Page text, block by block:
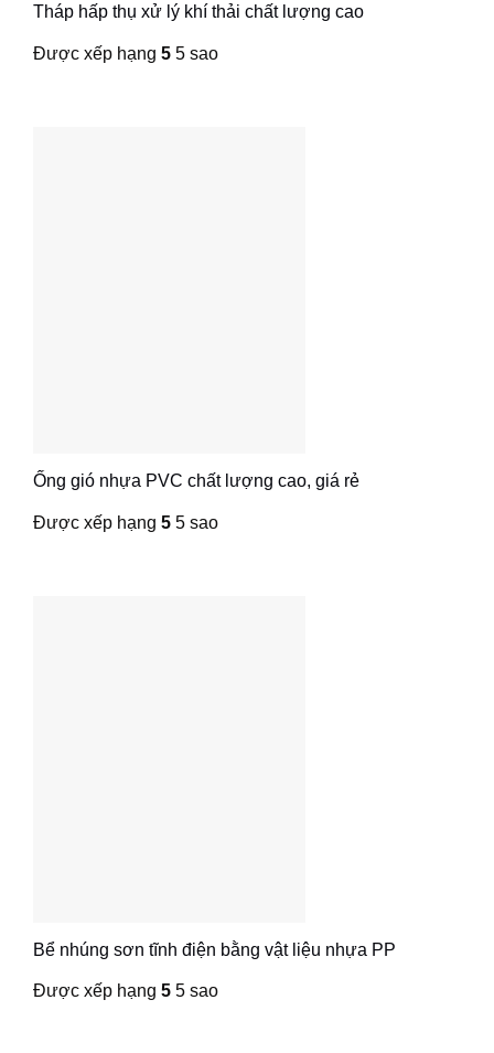
Tháp hấp thụ xử lý khí thải chất lượng cao
Được xếp hạng 5 5 sao
Ống gió nhựa PVC chất lượng cao, giá rẻ
Được xếp hạng 5 5 sao
Bể nhúng sơn tĩnh điện bằng vật liệu nhựa PP
Được xếp hạng 5 5 sao